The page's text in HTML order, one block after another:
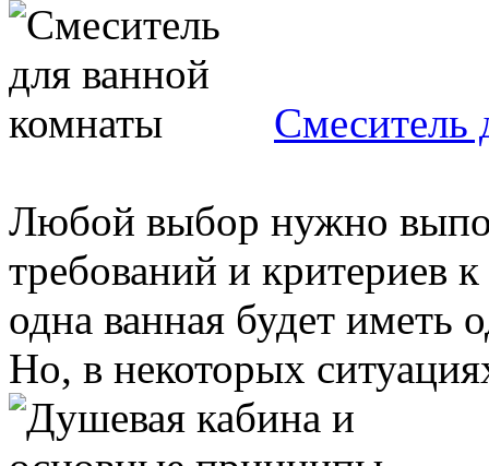
Смеситель
Любой выбор нужно
требований и критериев
одна ванная будет иметь
Но, в некоторых